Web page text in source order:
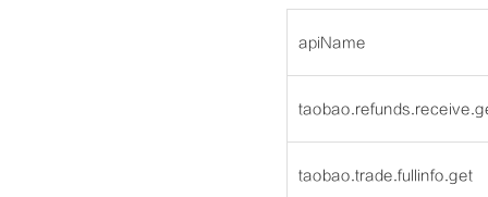
apiName
taobao.trade.fullinfo.get